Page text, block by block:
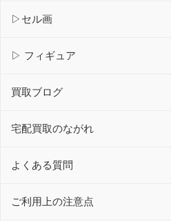
▷セル画
▷ フィギュア
買取ブログ
宅配買取のながれ
よくある質問
ご利用上の注意点